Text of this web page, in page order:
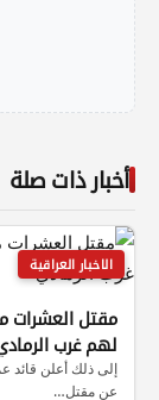
أخبار ذات صلة
الاخبار العراقية
مقتل العشرات
لهم غرب
إلى ذلك أعلن قائد
عن مقتل…